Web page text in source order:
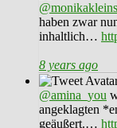
haben zwar
inhaltlich…
8 years ago
@amina_you
angeklagten
geäußert.…